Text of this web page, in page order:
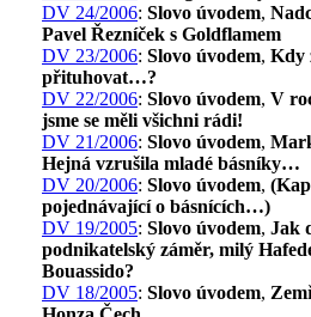
DV 24/2006: Slovo úvodem,
Pavel Řezníček s Goldflamem
DV 23/2006: Slovo úvodem, Kdy
přituhovat…?
DV 22/2006: Slovo úvodem, V
jsme se měli všichni rádi!
DV 21/2006: Slovo úvodem,
Hejná vzrušila mladé básníky…
DV 20/2006: Slovo úvodem,
pojednávající o básnících…)
DV 19/2005: Slovo úvodem, Jak
podnikatelský záměr, milý
Bouassido?
DV 18/2005: Slovo úvodem,